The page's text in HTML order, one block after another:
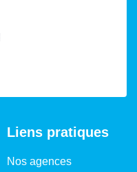
Liens pratiques
Nos agences